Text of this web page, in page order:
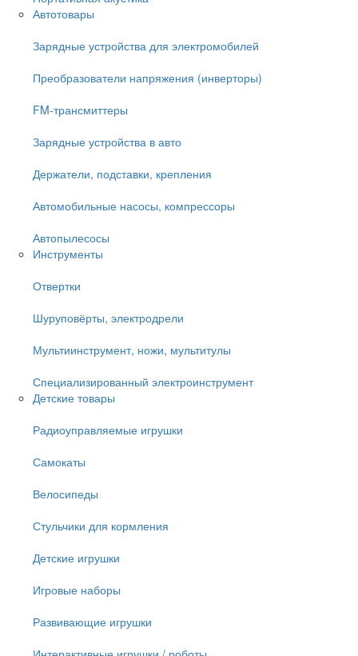
Автотовары
Зарядные устройства для электромобилей
Преобразователи напряжения (инверторы)
FM-трансмиттеры
Зарядные устройства в авто
Держатели, подставки, крепления
Автомобильные насосы, компрессоры
Автопылесосы
Инструменты
Отвертки
Шуруповёрты, электродрели
Мультиинструмент, ножи, мультитулы
Специализированный электроинструмент
Детские товары
Радиоуправляемые игрушки
Самокаты
Велосипеды
Стульчики для кормления
Детские игрушки
Игровые наборы
Развивающие игрушки